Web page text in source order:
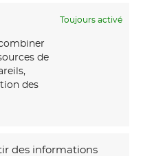
Toujours activé
de
des
des informations